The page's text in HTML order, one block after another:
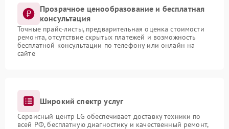
Прозрачное ценообразование и бесплатная
консультация
Точные прайс-листы, предварительная оценка стоимости
ремонта, отсутствие скрытых платежей и возможность
бесплатной консультации по телефону или онлайн на
сайте
Широкий спектр услуг
Сервисный центр LG обеспечивает доставку техники по
всей РФ, бесплатную диагностику и качественный ремонт,